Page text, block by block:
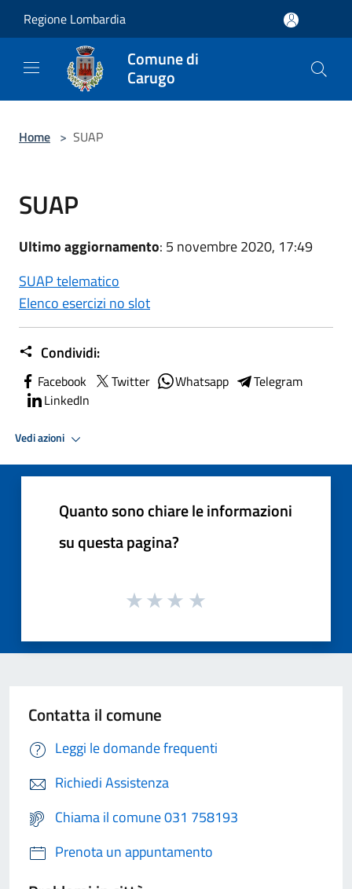
Regione Lombardia
Comune di
Carugo
Home > SUAP
SUAP
Ultimo aggiornamento: 5 novembre 2020, 17:49
SUAP telematico
Elenco esercizi no slot
Condividi:
Facebook Twitter Whatsapp
Telegram
LinkedIn
Vedi azioni
Quanto sono chiare le informazioni
su questa pagina?
Contatta il comune
Leggi le domande frequenti
Richiedi Assistenza
Chiama il comune 031 758193
Prenota un appuntamento